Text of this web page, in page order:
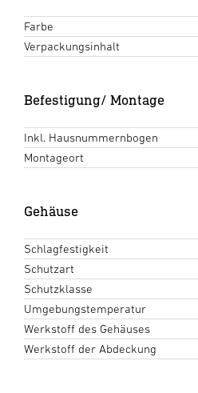
Farbe
Verpackungsinhalt
Befestigung/ Montage
Inkl. Hausnummernbogen
Montageort
Gehäuse
Schlagfestigkeit
Schutzart
Schutzklasse
Umgebungstemperatur
Werkstoff des Gehäuses
Werkstoff der Abdeckung